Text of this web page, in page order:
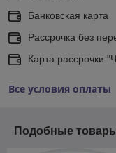
Банковская карта
Рассрочка без
Карта рассрочки
Все условия оплаты
Подобные